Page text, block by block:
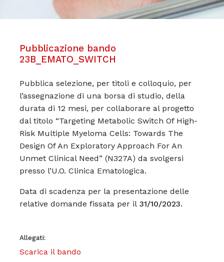
Pubblicazione bando
23B_EMATO_SWITCH
Pubblica selezione, per titoli e colloquio, per
l’assegnazione di una borsa di studio, della
durata di 12 mesi, per collaborare al progetto
dal titolo “Targeting Metabolic Switch Of High-
Risk Multiple Myeloma Cells: Towards The
Design Of An Exploratory Approach For An
Unmet Clinical Need” (N327A) da svolgersi
presso l’U.O. Clinica Ematologica.
Data di scadenza per la presentazione delle
relative domande fissata per il 31/10/2023.
Allegati:
Scarica il bando